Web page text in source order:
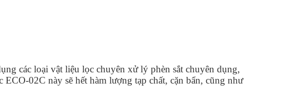
các loại vật liệu lọc chuyên xử lý phèn sắt chuyên dụng,
02C này sẽ hết hàm lượng tạp chất, cặn bẩn, cũng như